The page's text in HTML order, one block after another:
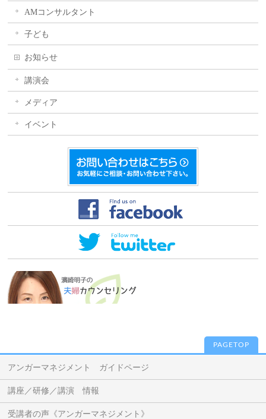
AMコンサルタント
子ども
お知らせ
講演会
メディア
イベント
PAGETOP
アンガーマネジメント ガイドページ
講座／研修／講演 情報
受講者の声《アンガーマネジメント》